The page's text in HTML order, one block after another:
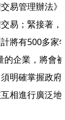
易管理辦法》
易；緊接著，
將有500多家
的企業，將會被
明確掌握政府
相進行廣泛地